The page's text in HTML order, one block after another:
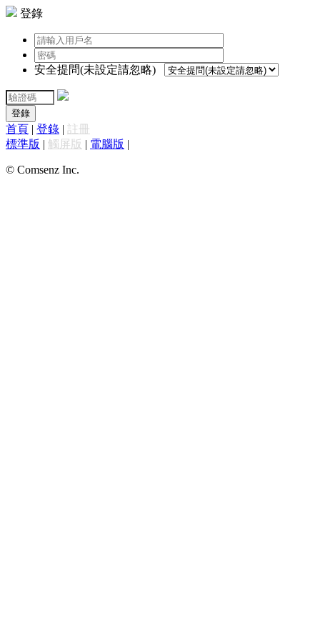
登錄
安全提問(未設定請忽略)
登錄
首頁 | 登錄 | 註冊
標準版 | 觸屏版 | 電腦版 |
© Comsenz Inc.